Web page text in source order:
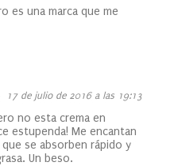
es una marca que me
17 de julio de 2016 a las 19:13
no esta crema en
estupenda! Me encantan
que se absorben rápido y
Un beso.